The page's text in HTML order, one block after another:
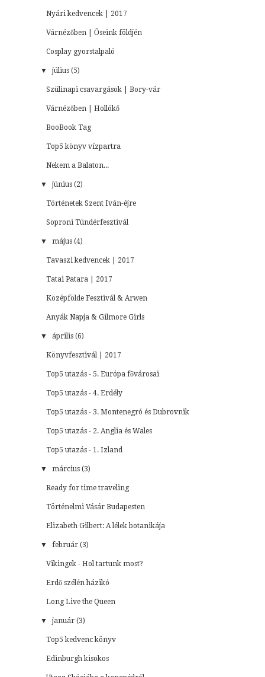
Nyári kedvencek | 2017
Várnézőben | Őseink földjén
Cosplay gyorstalpaló
▼ július (5)
Szülinapi csavargások | Bory-vár
Várnézőben | Hollókő
BooBook Tag
Top5 könyv vízpartra
Nekem a Balaton...
▼ június (2)
Történetek Szent Iván-éjre
Soproni Tündérfesztivál
▼ május (4)
Tavaszi kedvencek | 2017
Tatai Patara | 2017
Középfölde Fesztivál & Arwen
Anyák Napja & Gilmore Girls
▼ április (6)
Könyvfesztivál | 2017
Top5 utazás - 5. Európa fővárosai
Top5 utazás - 4. Erdély
Top5 utazás - 3. Montenegró és Dubrovnik
Top5 utazás - 2. Anglia és Wales
Top5 utazás - 1. Izland
▼ március (3)
Ready for time traveling
Történelmi Vásár Budapesten
Elizabeth Gilbert: A lélek botanikája
▼ február (3)
Vikingek - Hol tartunk most?
Erdő szélén házikó
Long Live the Queen
▼ január (3)
Top5 kedvenc könyv
Edinburgh kisokos